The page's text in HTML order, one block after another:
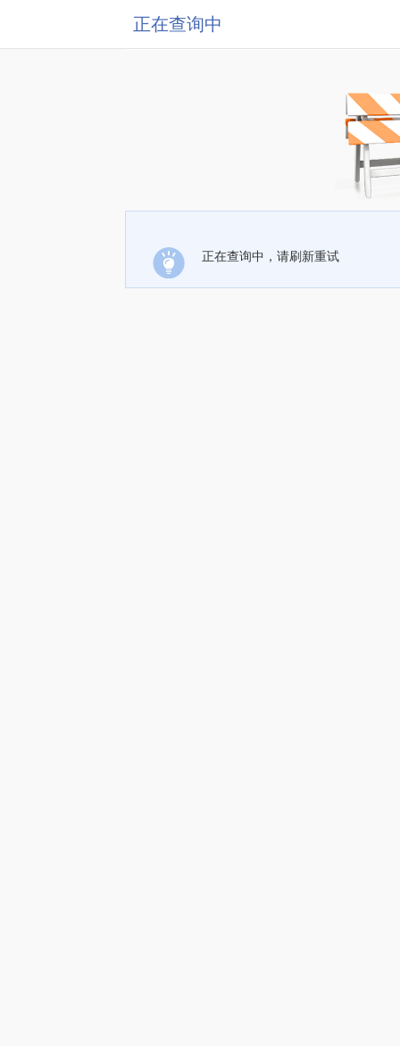
正在查询中
正在查询中，请刷新重试